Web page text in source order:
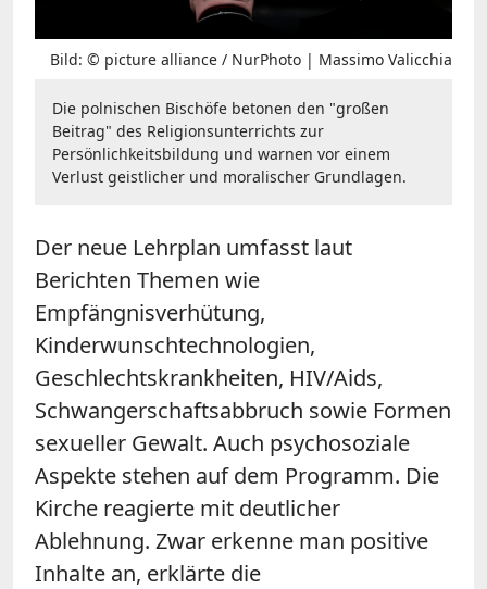
Bild: © picture alliance / NurPhoto | Massimo Valicchia
Die polnischen Bischöfe betonen den "großen
Beitrag" des Religionsunterrichts zur
Persönlichkeitsbildung und warnen vor einem
Verlust geistlicher und moralischer Grundlagen.
Der neue Lehrplan umfasst laut
Berichten Themen wie
Empfängnisverhütung,
Kinderwunschtechnologien,
Geschlechtskrankheiten, HIV/Aids,
Schwangerschaftsabbruch sowie Formen
sexueller Gewalt. Auch psychosoziale
Aspekte stehen auf dem Programm. Die
Kirche reagierte mit deutlicher
Ablehnung. Zwar erkenne man positive
Inhalte an, erklärte die